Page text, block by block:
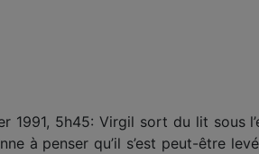
1991, 5h45: Virgil sort du lit sous
à penser qu’il s’est peut-être